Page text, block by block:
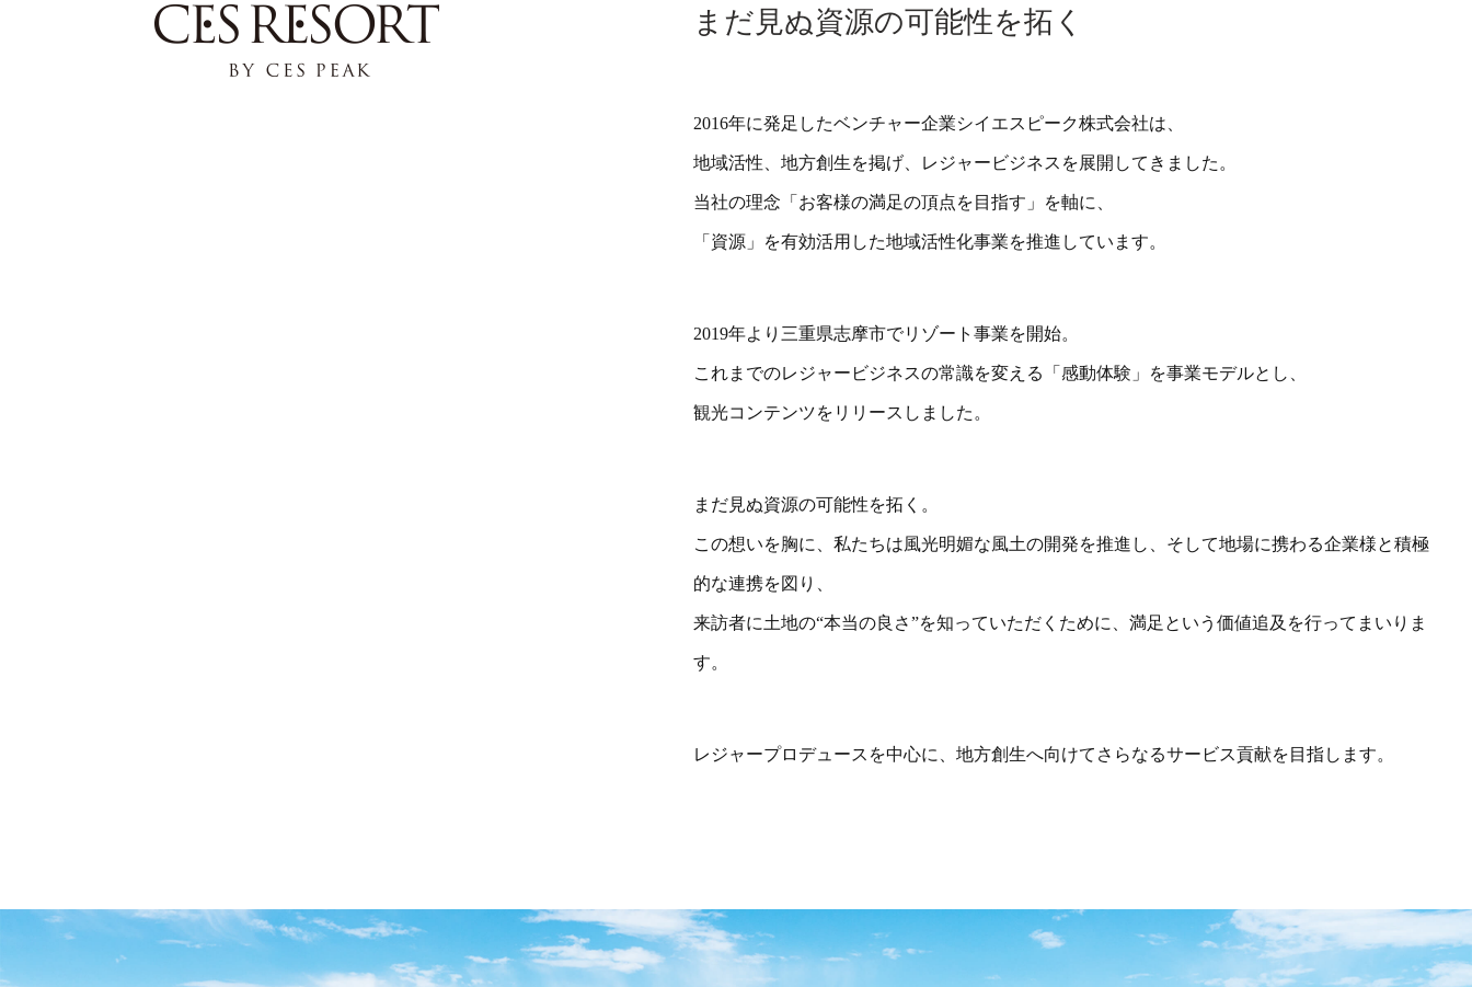
まだ見ぬ資源の可能性を拓く
2016年に発足したベンチャー企業シイエスピーク株式会社は、
地域活性、地方創生を掲げ、レジャービジネスを展開してきました。
当社の理念「お客様の満足の頂点を目指す」を軸に、
「資源」を有効活用した地域活性化事業を推進しています。
2019年より三重県志摩市でリゾート事業を開始。
これまでのレジャービジネスの常識を変える「感動体験」を事業モデルとし、
観光コンテンツをリリースしました。
まだ見ぬ資源の可能性を拓く。
この想いを胸に、私たちは風光明媚な風土の開発を推進し、そして地場に携わる企業様と積極
的な連携を図り、
来訪者に土地の“本当の良さ”を知っていただくために、満足という価値追及を行ってまいりま
す。
レジャープロデュースを中心に、地方創生へ向けてさらなるサービス貢献を目指します。